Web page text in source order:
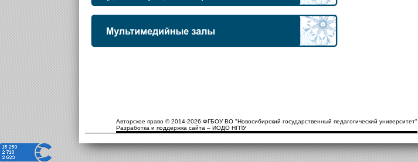
Авторское право © 2014-2026 ФГБОУ ВО "Новосибирский государственный педагогический университет"
Разработка и поддержка сайта – ИОДО НГПУ